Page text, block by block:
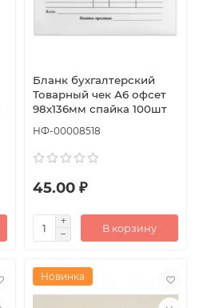
Бланк бухгалтерский
Товарный чек А6 офсет
98х136мм спайка 100шт
НФ-00008518
45.00 ₽
В корзину
Новинка